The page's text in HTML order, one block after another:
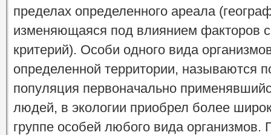
пределах определенного ареала
изменяющаяся под влиянием факторов
критерий). Особи одного вида
определенной территории, называются
популяция первоначально
людей, в экологии приобрел более
группе особей любого вида организмов.